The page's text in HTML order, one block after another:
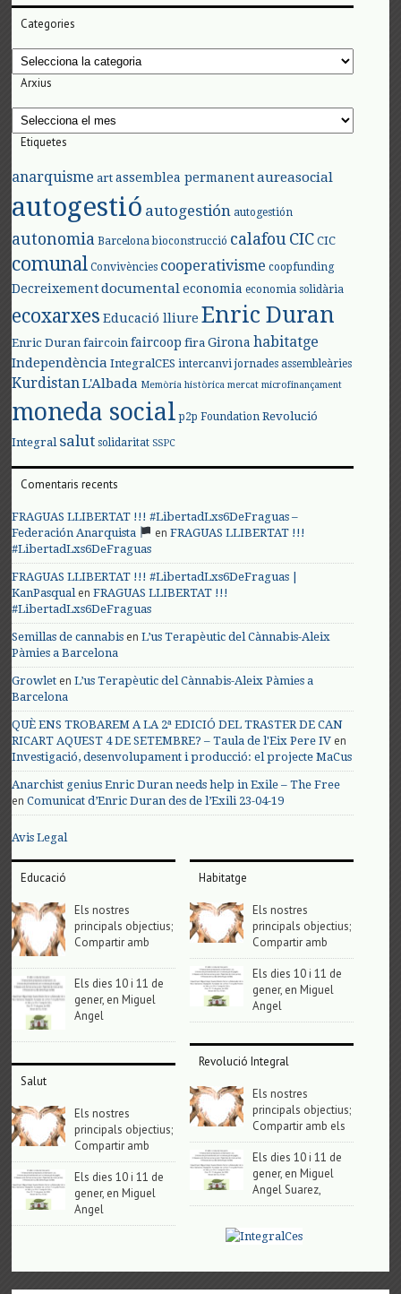
Categories
Categories
Arxius
Arxius
Etiquetes
anarquisme art assemblea permanent aureasocial
autogestió autogestión autogestión
autonomia Barcelona bioconstrucció calafou CIC CIC
comunal Convivències cooperativisme coopfunding
Decreixement documental economia economia solidària
ecoxarxes Educació lliure Enric Duran
Enric Duran faircoin faircoop fira Girona habitatge
Independència IntegralCES intercanvi jornades assembleàries
Kurdistan L'Albada Memòria històrica mercat microfinançament
moneda social p2p Foundation Revolució
Integral salut solidaritat SSPC
Comentaris recents
FRAGUAS LLIBERTAT !!! #LibertadLxs6DeFraguas –
Federación Anarquista
enFRAGUAS LLIBERTAT !!!
#LibertadLxs6DeFraguas
FRAGUAS LLIBERTAT !!! #LibertadLxs6DeFraguas |
KanPasqualenFRAGUAS LLIBERTAT !!!
#LibertadLxs6DeFraguas
Semillas de cannabis enL’us Terapèutic del Cànnabis-Aleix
Pàmies a Barcelona
Growlet enL’us Terapèutic del Cànnabis-Aleix Pàmies a
Barcelona
QUÈ ENS TROBAREM A LA 2ª EDICIÓ DEL TRASTER DE CAN
RICART AQUEST 4 DE SETEMBRE? – Taula de l'Eix Pere IV en
Investigació, desenvolupament i producció: el projecte MaCus
Anarchist genius Enric Duran needs help in Exile – The Free
enComunicat d’Enric Duran des de l’Exili 23-04-19
Avis Legal
Educació
Els nostres
principals objectius;
Compartir amb
Els dies 10 i 11 de
gener, en Miguel
Angel
Salut
Els nostres
principals objectius;
Compartir amb
Els dies 10 i 11 de
gener, en Miguel
Angel
Habitatge
Els nostres
principals objectius;
Compartir amb
Els dies 10 i 11 de
gener, en Miguel
Angel
Revolució Integral
Els nostres
principals objectius;
Compartir amb els
Els dies 10 i 11 de
gener, en Miguel
Angel Suarez,